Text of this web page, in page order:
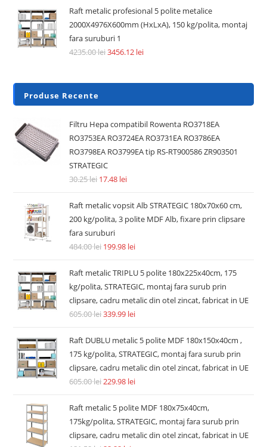
Raft metalic profesional 5 polite metalice
2000X4976X600mm (HxLxA), 150 kg/polita, montaj
fara suruburi 1
4235.00lei3456.12 lei
Produse Recente
Filtru Hepa compatibil Rowenta RO3718EA
RO3753EA RO3724EA RO3731EA RO3786EA
RO3798EA RO3799EA tip RS-RT900586 ZR903501
STRATEGIC
30.25lei 17.48 lei
Raft metalic vopsit Alb STRATEGIC 180x70x60 cm,
200 kg/polita, 3 polite MDF Alb, fixare prin clipsare
fara suruburi
484.00lei 199.98 lei
Raft metalic TRIPLU 5 polite 180x225x40cm, 175
kg/polita, STRATEGIC, montaj fara surub prin
clipsare, cadru metalic din otel zincat, fabricat in UE
605.00lei339.99 lei
Raft DUBLU metalic 5 polite MDF 180x150x40cm ,
175 kg/polita, STRATEGIC, montaj fara surub prin
clipsare, cadru metalic din otel zincat, fabricat in UE
605.00lei229.98 lei
Raft metalic 5 polite MDF 180x75x40cm,
175kg/polita, STRATEGIC, montaj fara surub prin
clipsare, cadru metalic din otel zincat, fabricat in UE